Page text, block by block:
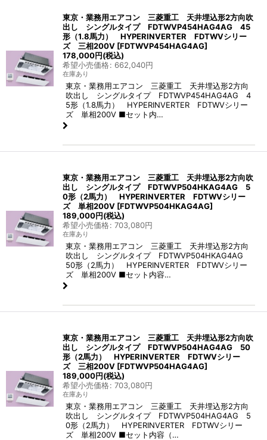
東京・業務用エアコン 三菱重工 天井埋込形2方向吹
出し シングルタイプ FDTWVP454HAG4AG 45
形（1.8馬力） HYPERINVERTER FDTWVシリー
ズ 三相200V [FDTWVP454HAG4AG]
178,000円(税込)
希望小売価格: 662,040円
在庫あり
東京・業務用エアコン 三菱重工 天井埋込形2方向
吹出し シングルタイプ FDTWVP454HAG4AG 4
5形（1.8馬力） HYPERINVERTER FDTWVシリー
ズ 単相200V ■セット内…
東京・業務用エアコン 三菱重工 天井埋込形2方向吹
出し シングルタイプ FDTWVP504HKAG4AG 5
0形（2馬力） HYPERINVERTER FDTWVシリー
ズ 単相200V [FDTWVP504HKAG4AG]
189,000円(税込)
希望小売価格: 703,080円
在庫あり
東京・業務用エアコン 三菱重工 天井埋込形2方向
吹出し シングルタイプ FDTWVP504HKAG4AG
50形（2馬力） HYPERINVERTER FDTWVシリー
ズ 単相200V ■セット内容…
東京・業務用エアコン 三菱重工 天井埋込形2方向吹
出し シングルタイプ FDTWVP504HAG4AG 50
形（2馬力） HYPERINVERTER FDTWVシリー
ズ 三相200V [FDTWVP504HAG4AG]
189,000円(税込)
希望小売価格: 703,080円
在庫あり
東京・業務用エアコン 三菱重工 天井埋込形2方向
吹出し シングルタイプ FDTWVP504HAG4AG 5
0形（2馬力） HYPERINVERTER FDTWVシリー
ズ 単相200V ■セット内容（…